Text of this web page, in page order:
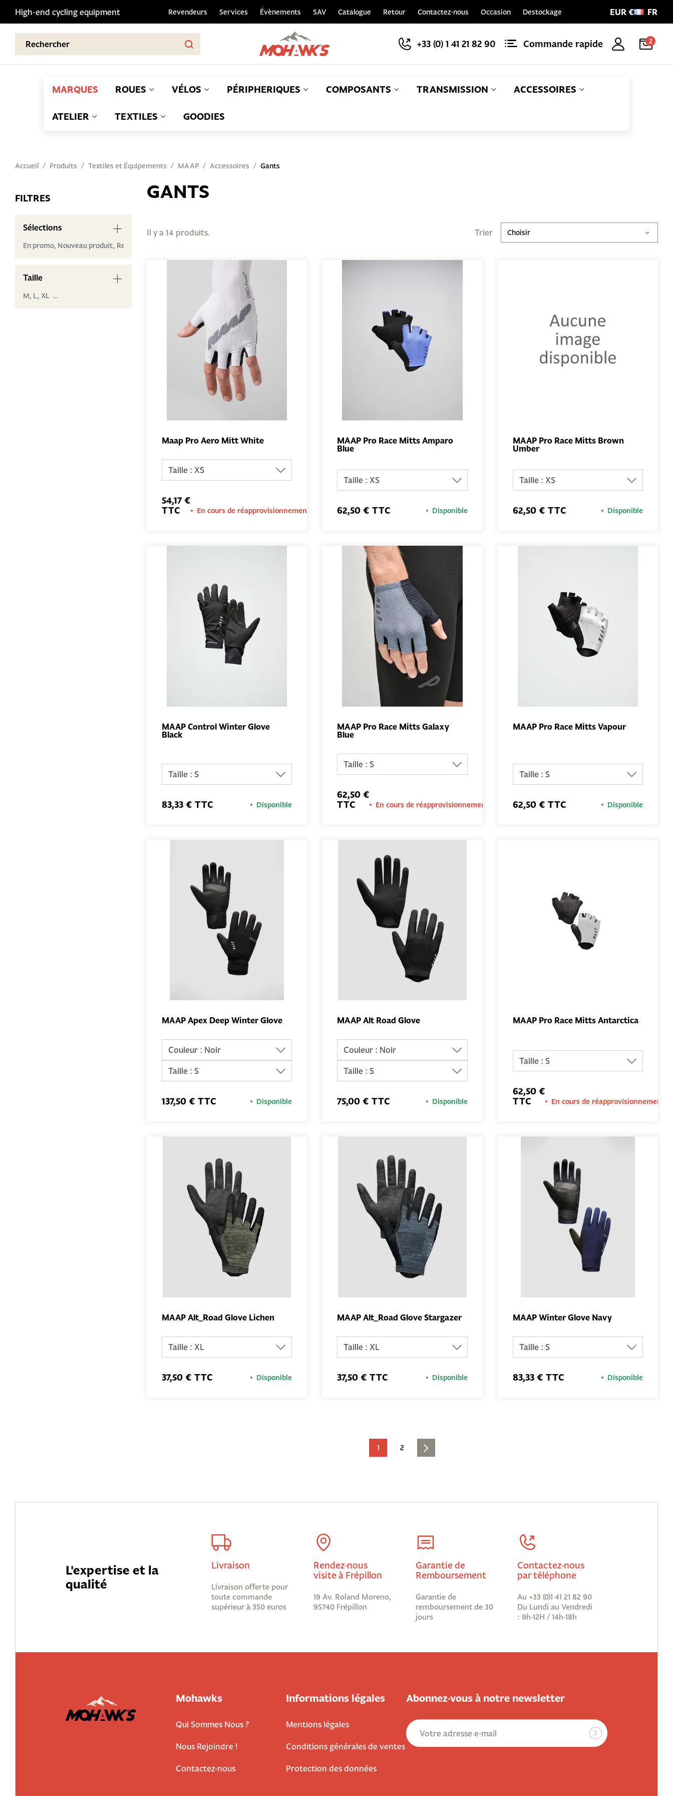
High-end cycling equipment Revendeurs Services Évènements SAV Catalogue Retour Contactez-nous Occasion Destockage EUR € FR
+33 (0) 1 41 21 82 90 Commande rapide 2
MARQUES ROUES VÉLOS PÉRIPHERIQUES COMPOSANTS TRANSMISSION ACCESSOIRES
ATELIER TEXTILES GOODIES
Accueil Produits Textiles et Équipements MAAP Accessoires Gants
FILTRES
Sélections
En promo, Nouveau produit, Remisés
Taille
M, L, XL ...
GANTS
Il y a 14 produits. Trier Choisir
PANIER
Maap Pro Aero Mitt White
54,17 €
TTC
En cours de réapprovisionnement
MAAP Pro Race Mitts Amparo
Blue
62,50 € TTC Disponible
MAAP Pro Race Mitts Brown
Umber
62,50 € TTC Disponible
MAAP Control Winter Glove
Black
83,33 € TTC Disponible
MAAP Pro Race Mitts Galaxy
Blue
62,50 €
TTC
En cours de réapprovisionnement
MAAP Pro Race Mitts Vapour
62,50 € TTC Disponible
PANIER
MAAP Apex Deep Winter Glove
137,50 € TTC Disponible
PANIER
MAAP Alt Road Glove
75,00 € TTC Disponible
MAAP Pro Race Mitts Antarctica
62,50 €
TTC
En cours de réapprovisionnement
PANIER
MAAP Alt_Road Glove Lichen
37,50 € TTC Disponible
PANIER
MAAP Alt_Road Glove Stargazer
37,50 € TTC Disponible
PANIER
MAAP Winter Glove Navy
83,33 € TTC Disponible
1 2
L'expertise et la
qualité
Livraison
Livraison offerte pour
toute commande
supérieur à 350 euros
Rendez-nous
visite à Frépillon
19 Av. Roland Moreno,
95740 Frépillon
Garantie de
Remboursement
Garantie de
remboursement de 30
jours
Contactez-nous
par téléphone
Au +33 (0)1 41 21 82 90
Du Lundi au Vendredi
: 9h-12H / 14h-18h
Mohawks
Qui Sommes Nous ?
Nous Rejoindre !
Contactez-nous
Informations légales
Mentions légales
Conditions générales de ventes
Protection des données
Abonnez-vous à notre newsletter